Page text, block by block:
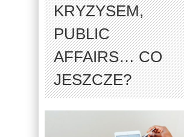
KRYZYSEM,
PUBLIC
AFFAIRS… CO
JESZCZE?